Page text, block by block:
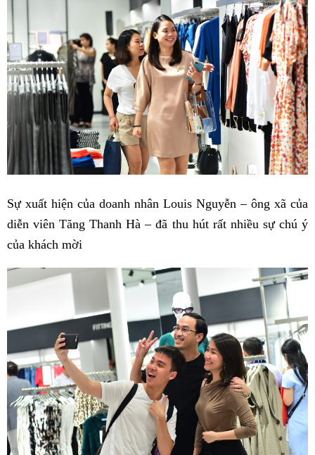
Sự xuất hiện của doanh nhân Louis Nguyễn – ông xã của
diễn viên Tăng Thanh Hà – đã thu hút rất nhiều sự chú ý
của khách mời